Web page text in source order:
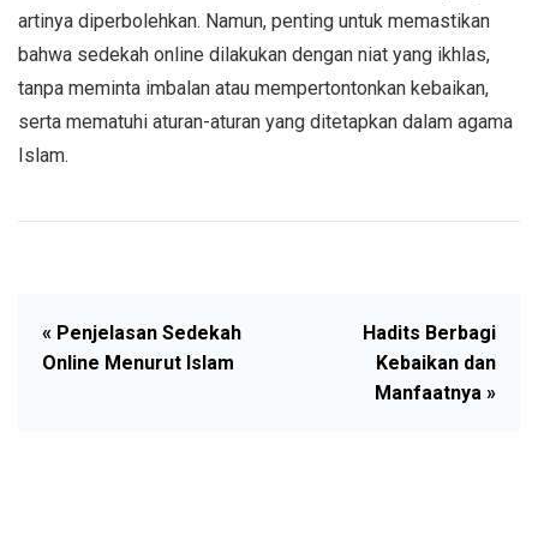
artinya diperbolehkan. Namun, penting untuk memastikan
bahwa sedekah online dilakukan dengan niat yang ikhlas,
tanpa meminta imbalan atau mempertontonkan kebaikan,
serta mematuhi aturan-aturan yang ditetapkan dalam agama
Islam.
« Penjelasan Sedekah
Online Menurut Islam
Hadits Berbagi
Kebaikan dan
Manfaatnya »